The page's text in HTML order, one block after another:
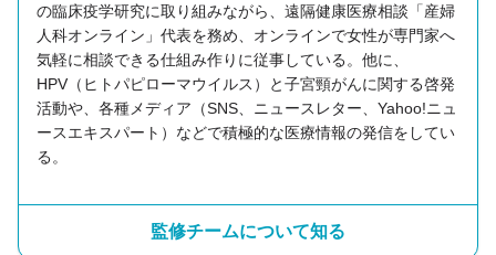
の臨床疫学研究に取り組みながら、遠隔健康医療相談「産婦
人科オンライン」代表を務め、オンラインで女性が専門家へ
気軽に相談できる仕組み作りに従事している。他に、
HPV（ヒトパピローマウイルス）と子宮頸がんに関する啓発
活動や、各種メディア（SNS、ニュースレター、Yahoo!ニュ
ースエキスパート）などで積極的な医療情報の発信をしてい
る。
監修チームについて知る